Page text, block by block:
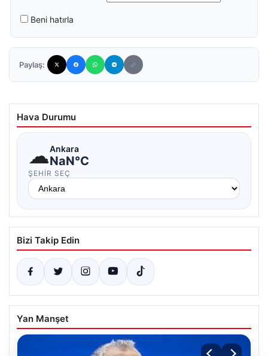
Beni hatırla
Paylaş:
Hava Durumu
☁Ankara
NaN°C
ŞEHIR SEÇ
Bizi Takip Edin
Yan Manşet